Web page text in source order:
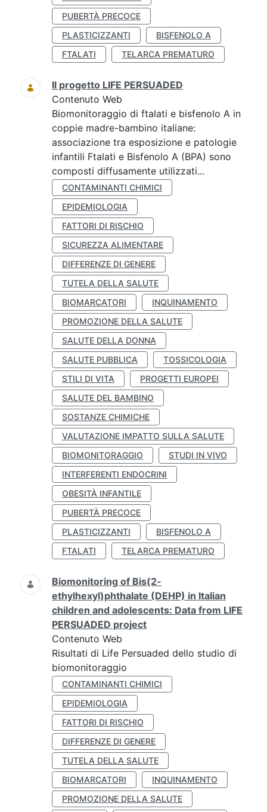
PUBERTÀ PRECOCE
PLASTICIZZANTI
BISFENOLO A
FTALATI
TELARCA PREMATURO
Il progetto LIFE PERSUADED
Contenuto Web
Biomonitoraggio di ftalati e bisfenolo A in
coppie madre-bambino italiane:
associazione tra esposizione e patologie
infantili Ftalati e Bisfenolo A (BPA) sono
composti diffusamente utilizzati...
CONTAMINANTI CHIMICI
EPIDEMIOLOGIA
FATTORI DI RISCHIO
SICUREZZA ALIMENTARE
DIFFERENZE DI GENERE
TUTELA DELLA SALUTE
BIOMARCATORI
INQUINAMENTO
PROMOZIONE DELLA SALUTE
SALUTE DELLA DONNA
SALUTE PUBBLICA
TOSSICOLOGIA
STILI DI VITA
PROGETTI EUROPEI
SALUTE DEL BAMBINO
SOSTANZE CHIMICHE
VALUTAZIONE IMPATTO SULLA SALUTE
BIOMONITORAGGIO
STUDI IN VIVO
INTERFERENTI ENDOCRINI
OBESITÀ INFANTILE
PUBERTÀ PRECOCE
PLASTICIZZANTI
BISFENOLO A
FTALATI
TELARCA PREMATURO
Biomonitoring of Bis(2-
ethylhexyl)phthalate (DEHP) in Italian
children and adolescents: Data from LIFE
PERSUADED project
Contenuto Web
Risultati di Life Persuaded dello studio di
biomonitoraggio
CONTAMINANTI CHIMICI
EPIDEMIOLOGIA
FATTORI DI RISCHIO
DIFFERENZE DI GENERE
TUTELA DELLA SALUTE
BIOMARCATORI
INQUINAMENTO
PROMOZIONE DELLA SALUTE